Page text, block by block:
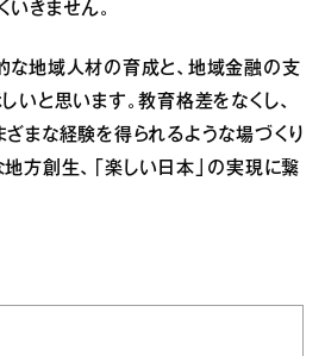
きません。
な地域人材の育成と、地域金融の支
いと思います。教育格差をなくし、
まな経験を得られるような場づくり
方創生、「楽しい日本」の実現に繋